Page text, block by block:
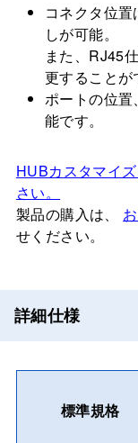
コネクタ位
しが可能。
また、RJ45
更することが
ポートの位
能です。
HUBカスタマイ
さい。
製品の購入は、
せください。
詳細仕様
標準規格